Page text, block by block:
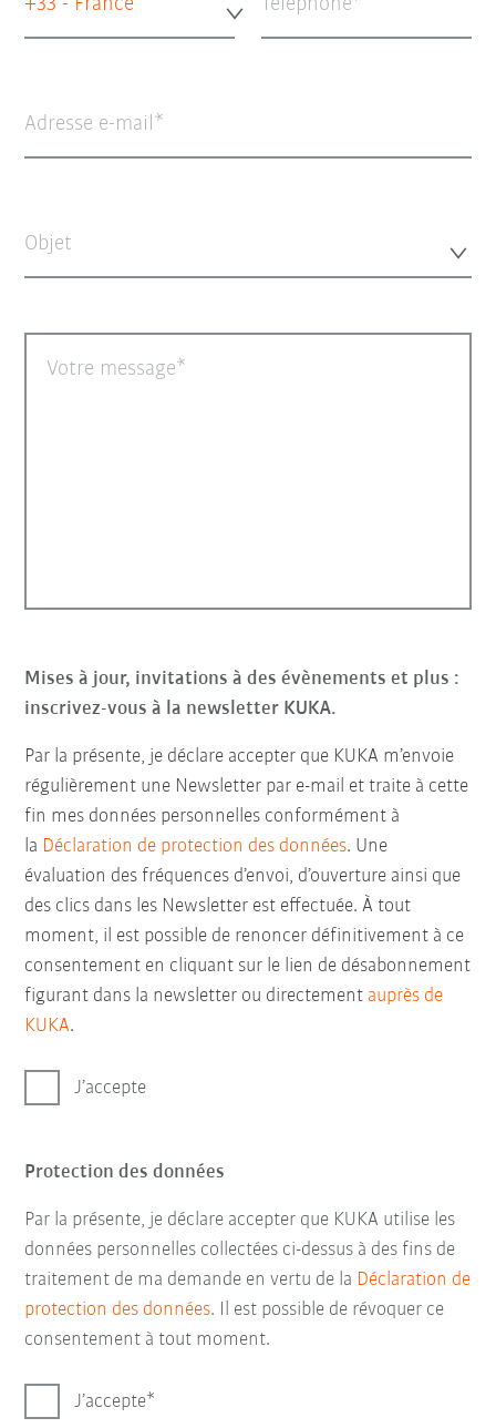
+33 - France Téléphone
Adresse e-mail
Objet
Votre message
Mises à jour, invitations à des évènements et plus :
inscrivez-vous à la newsletter KUKA.
Par la présente, je déclare accepter que KUKA m’envoie
régulièrement une Newsletter par e-mail et traite à cette
fin mes données personnelles conformément à
la Déclaration de protection des données. Une
évaluation des fréquences d’envoi, d’ouverture ainsi que
des clics dans les Newsletter est effectuée. À tout
moment, il est possible de renoncer définitivement à ce
consentement en cliquant sur le lien de désabonnement
figurant dans la newsletter ou directement auprès de
KUKA.
J’accepte
Protection des données
Par la présente, je déclare accepter que KUKA utilise les
données personnelles collectées ci-dessus à des fins de
traitement de ma demande en vertu de la Déclaration de
protection des données. Il est possible de révoquer ce
consentement à tout moment.
J’accepte